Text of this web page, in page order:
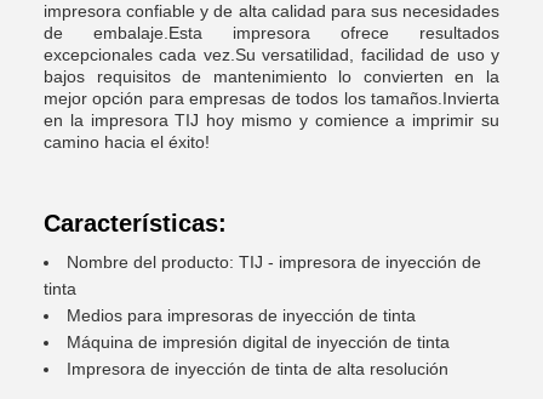
impresora confiable y de alta calidad para sus necesidades
de embalaje.Esta impresora ofrece resultados
excepcionales cada vez.Su versatilidad, facilidad de uso y
bajos requisitos de mantenimiento lo convierten en la
mejor opción para empresas de todos los tamaños.Invierta
en la impresora TIJ hoy mismo y comience a imprimir su
camino hacia el éxito!
Características:
Nombre del producto: TIJ - impresora de inyección de
tinta
Medios para impresoras de inyección de tinta
Máquina de impresión digital de inyección de tinta
Impresora de inyección de tinta de alta resolución